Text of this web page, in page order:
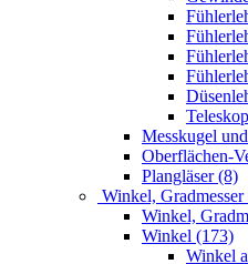
Messkugel
Oberflächen-
Plangläser (8)
Winkel,
Winkel,
Winkel (173)
Winkel